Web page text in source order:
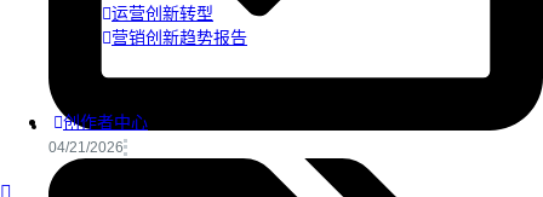
运营创新转型
营销创新趋势报告
创作者中心
04/21/2026